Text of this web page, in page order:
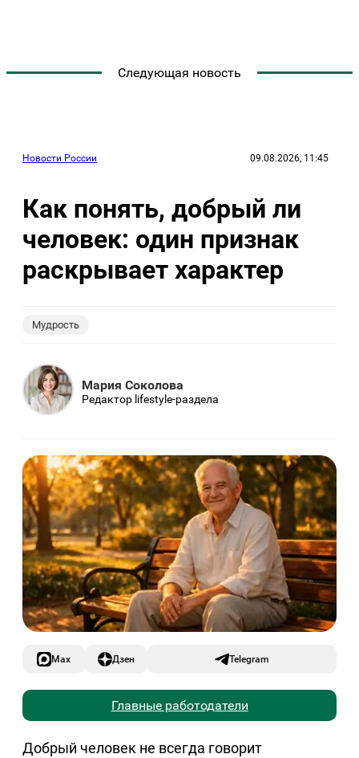
Следующая новость
Новости России 09.08.2026, 11:45
Как понять, добрый ли
человек: один признак
раскрывает характер
Мудрость
Мария Соколова
Редактор lifestyle-раздела
Max Дзен Telegram
Главные работодатели
Добрый человек не всегда говорит